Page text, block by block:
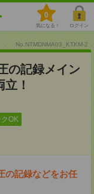
0
気になる！ ログイン
No.NTMDNMA03_KTKM-2
の記録メイン
！
OK
の記録などをお任